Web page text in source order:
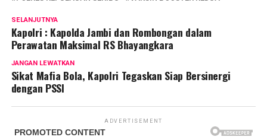
SELANJUTNYA
Kapolri : Kapolda Jambi dan Rombongan dalam
Perawatan Maksimal RS Bhayangkara
JANGAN LEWATKAN
Sikat Mafia Bola, Kapolri Tegaskan Siap Bersinergi
dengan PSSI
ADVERTISEMENT